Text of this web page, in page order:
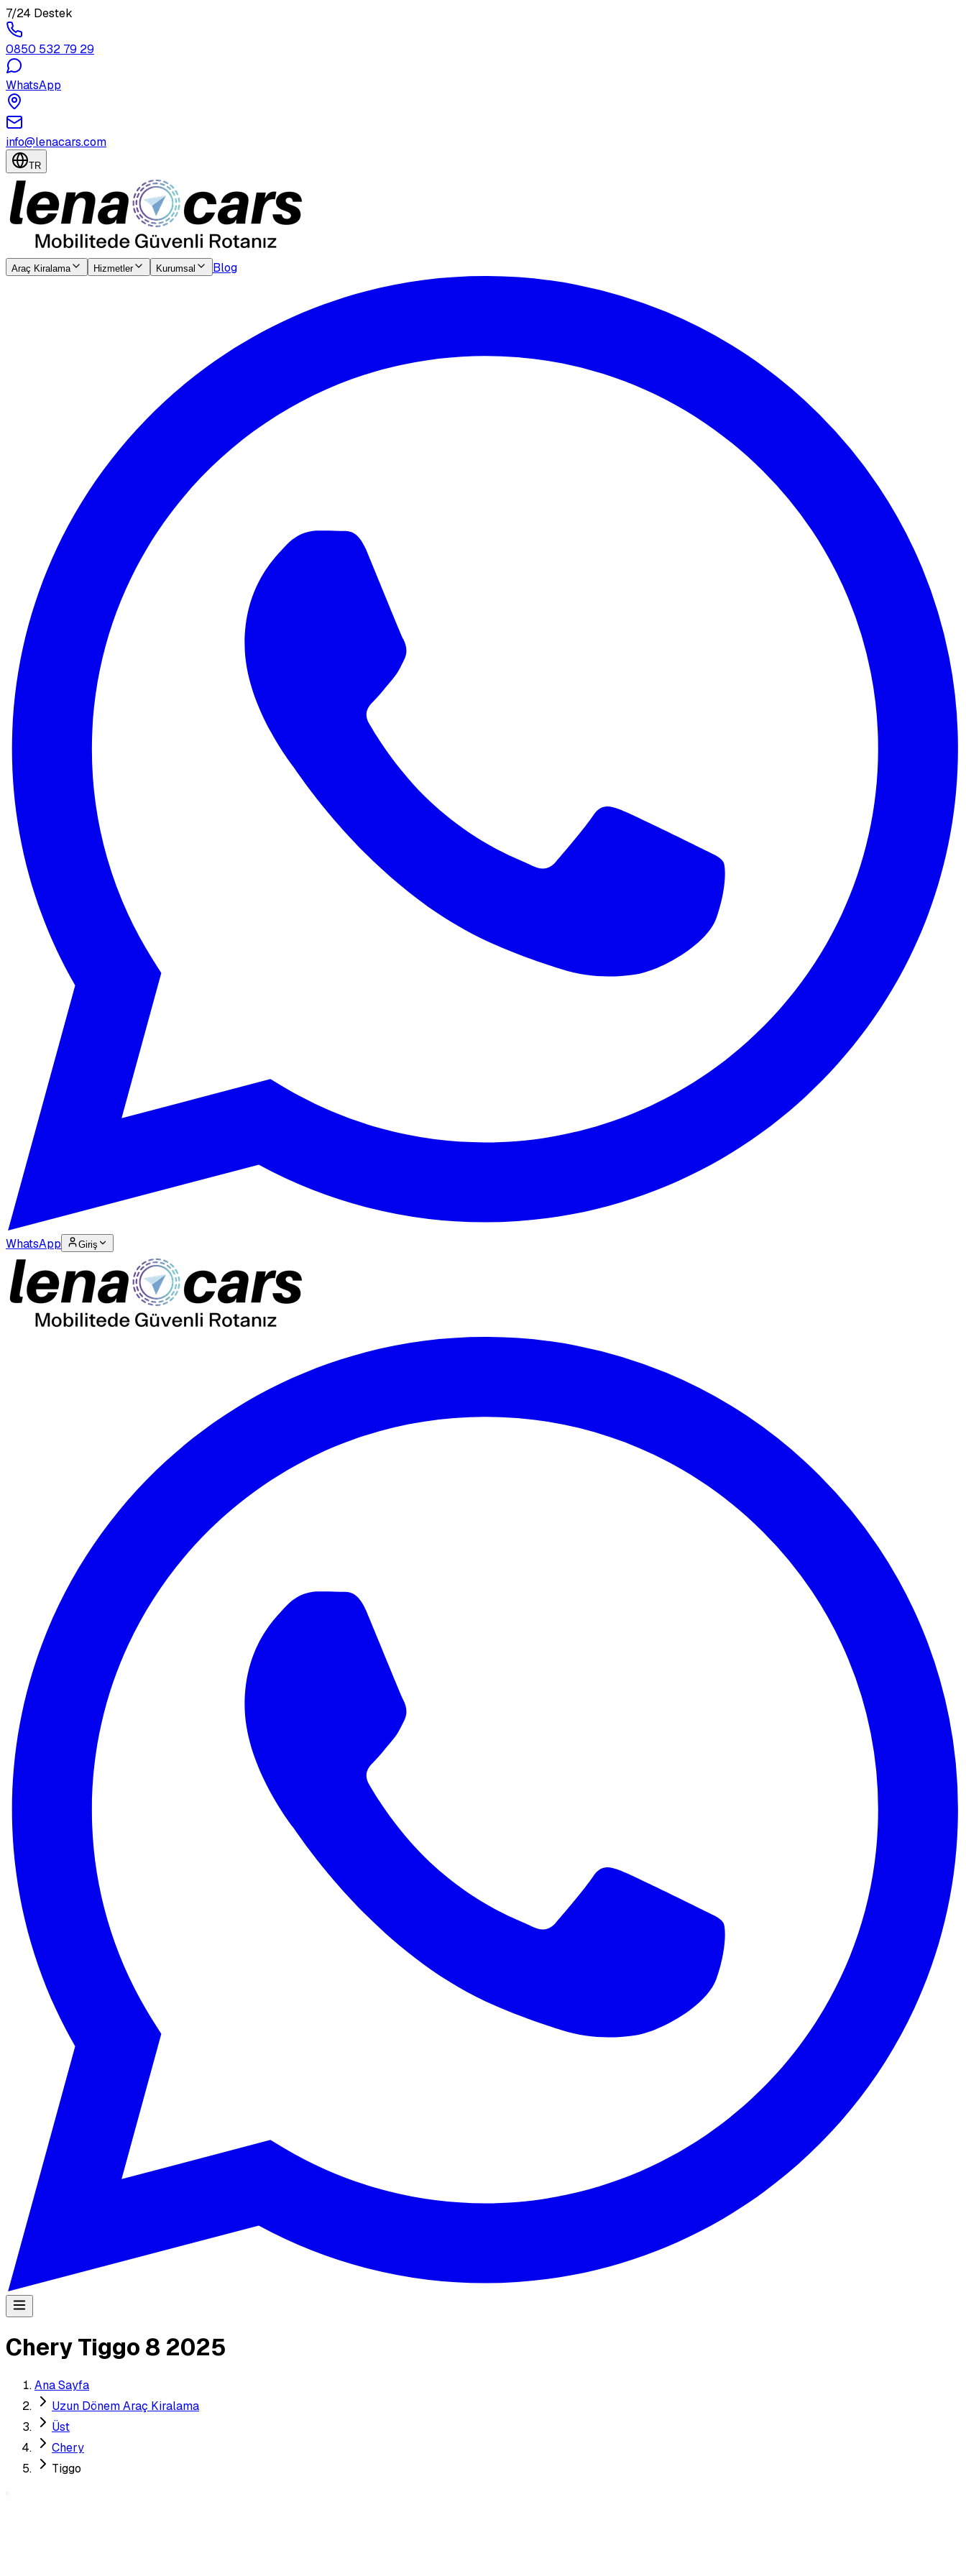
7/24 Destek
0850 532 79 29
WhatsApp
info@lenacars.com
TR
Araç Kiralama Hizmetler Kurumsal Blog
WhatsApp Giriş
Chery Tiggo 8 2025
Ana Sayfa
Uzun Dönem Araç Kiralama
Üst
Chery
Tiggo